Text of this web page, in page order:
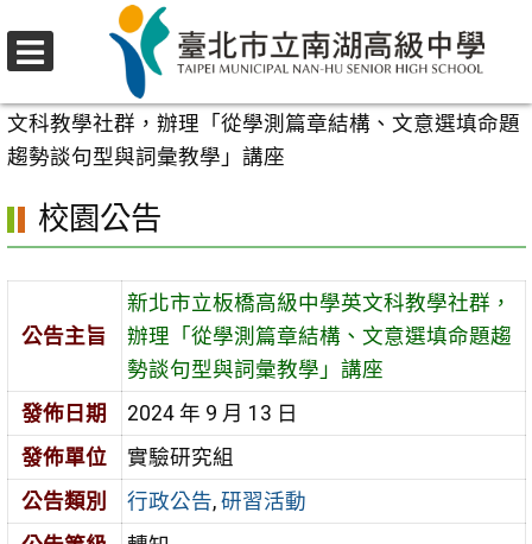
至
要
內
校園公告
文科教學社群，辦理「從學測篇章結構、文意選填命題
趨勢談句型與詞彙教學」講座
校園公告
公告主旨
新北市立板橋高級中學英文科教學社群，
辦理「從學測篇章結構、文意選填命題趨
勢談句型與詞彙教學」講座
發佈日期
2024 年 9 月 13 日
發佈單位
實驗研究組
公告類別
行政公告, 研習活動
選
單